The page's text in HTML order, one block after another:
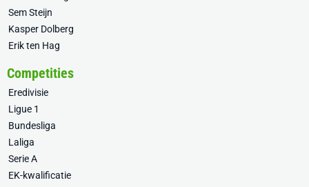
Sem Steijn
Kasper Dolberg
Erik ten Hag
Competities
Eredivisie
Ligue 1
Bundesliga
Laliga
Serie A
EK-kwalificatie